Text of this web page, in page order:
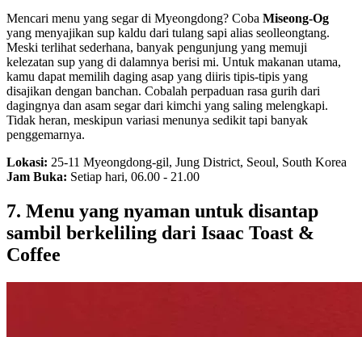
Mencari menu yang segar di Myeongdong? Coba Miseong-Og
yang menyajikan sup kaldu dari tulang sapi alias seolleongtang.
Meski terlihat sederhana, banyak pengunjung yang memuji
kelezatan sup yang di dalamnya berisi mi. Untuk makanan utama,
kamu dapat memilih daging asap yang diiris tipis-tipis yang
disajikan dengan banchan. Cobalah perpaduan rasa gurih dari
dagingnya dan asam segar dari kimchi yang saling melengkapi.
Tidak heran, meskipun variasi menunya sedikit tapi banyak
penggemarnya.
Lokasi: 25-11 Myeongdong-gil, Jung District, Seoul, South Korea
Jam Buka: Setiap hari, 06.00 - 21.00
7. Menu yang nyaman untuk disantap
sambil berkeliling dari Isaac Toast &
Coffee